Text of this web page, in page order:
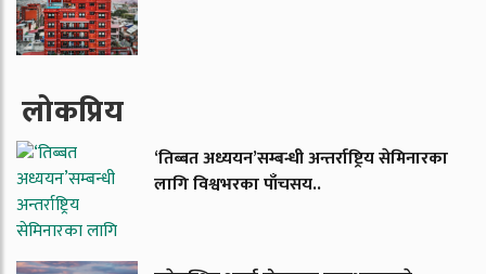
लाेकप्रिय
‘तिब्बत अध्ययन’सम्बन्धी अन्तर्राष्ट्रिय सेमिनारका
लागि विश्वभरका पाँचसय..